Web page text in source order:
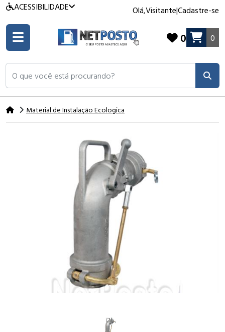
ACESSIBILIDADE Olá,Visitante|Cadastre-se
O que você está procurando?
0 0
Material de Instalação Ecologica